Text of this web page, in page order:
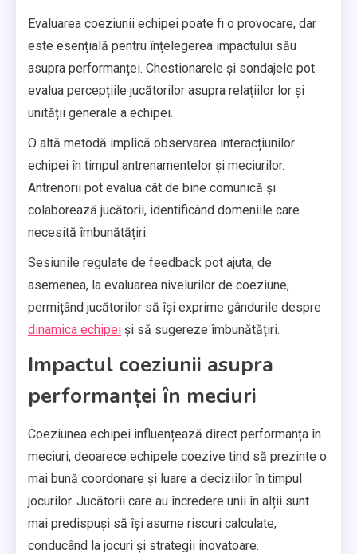
Evaluarea coeziunii echipei poate fi o provocare, dar
este esențială pentru înțelegerea impactului său
asupra performanței. Chestionarele și sondajele pot
evalua percepțiile jucătorilor asupra relațiilor lor și
unității generale a echipei.
O altă metodă implică observarea interacțiunilor
echipei în timpul antrenamentelor și meciurilor.
Antrenorii pot evalua cât de bine comunică și
colaborează jucătorii, identificând domeniile care
necesită îmbunătățiri.
Sesiunile regulate de feedback pot ajuta, de
asemenea, la evaluarea nivelurilor de coeziune,
permițând jucătorilor să își exprime gândurile despre
dinamica echipei și să sugereze îmbunătățiri.
Impactul coeziunii asupra
performanței în meciuri
Coeziunea echipei influențează direct performanța în
meciuri, deoarece echipele coezive tind să prezinte o
mai bună coordonare și luare a deciziilor în timpul
jocurilor. Jucătorii care au încredere unii în alții sunt
mai predispuși să își asume riscuri calculate,
conducând la jocuri și strategii inovatoare.